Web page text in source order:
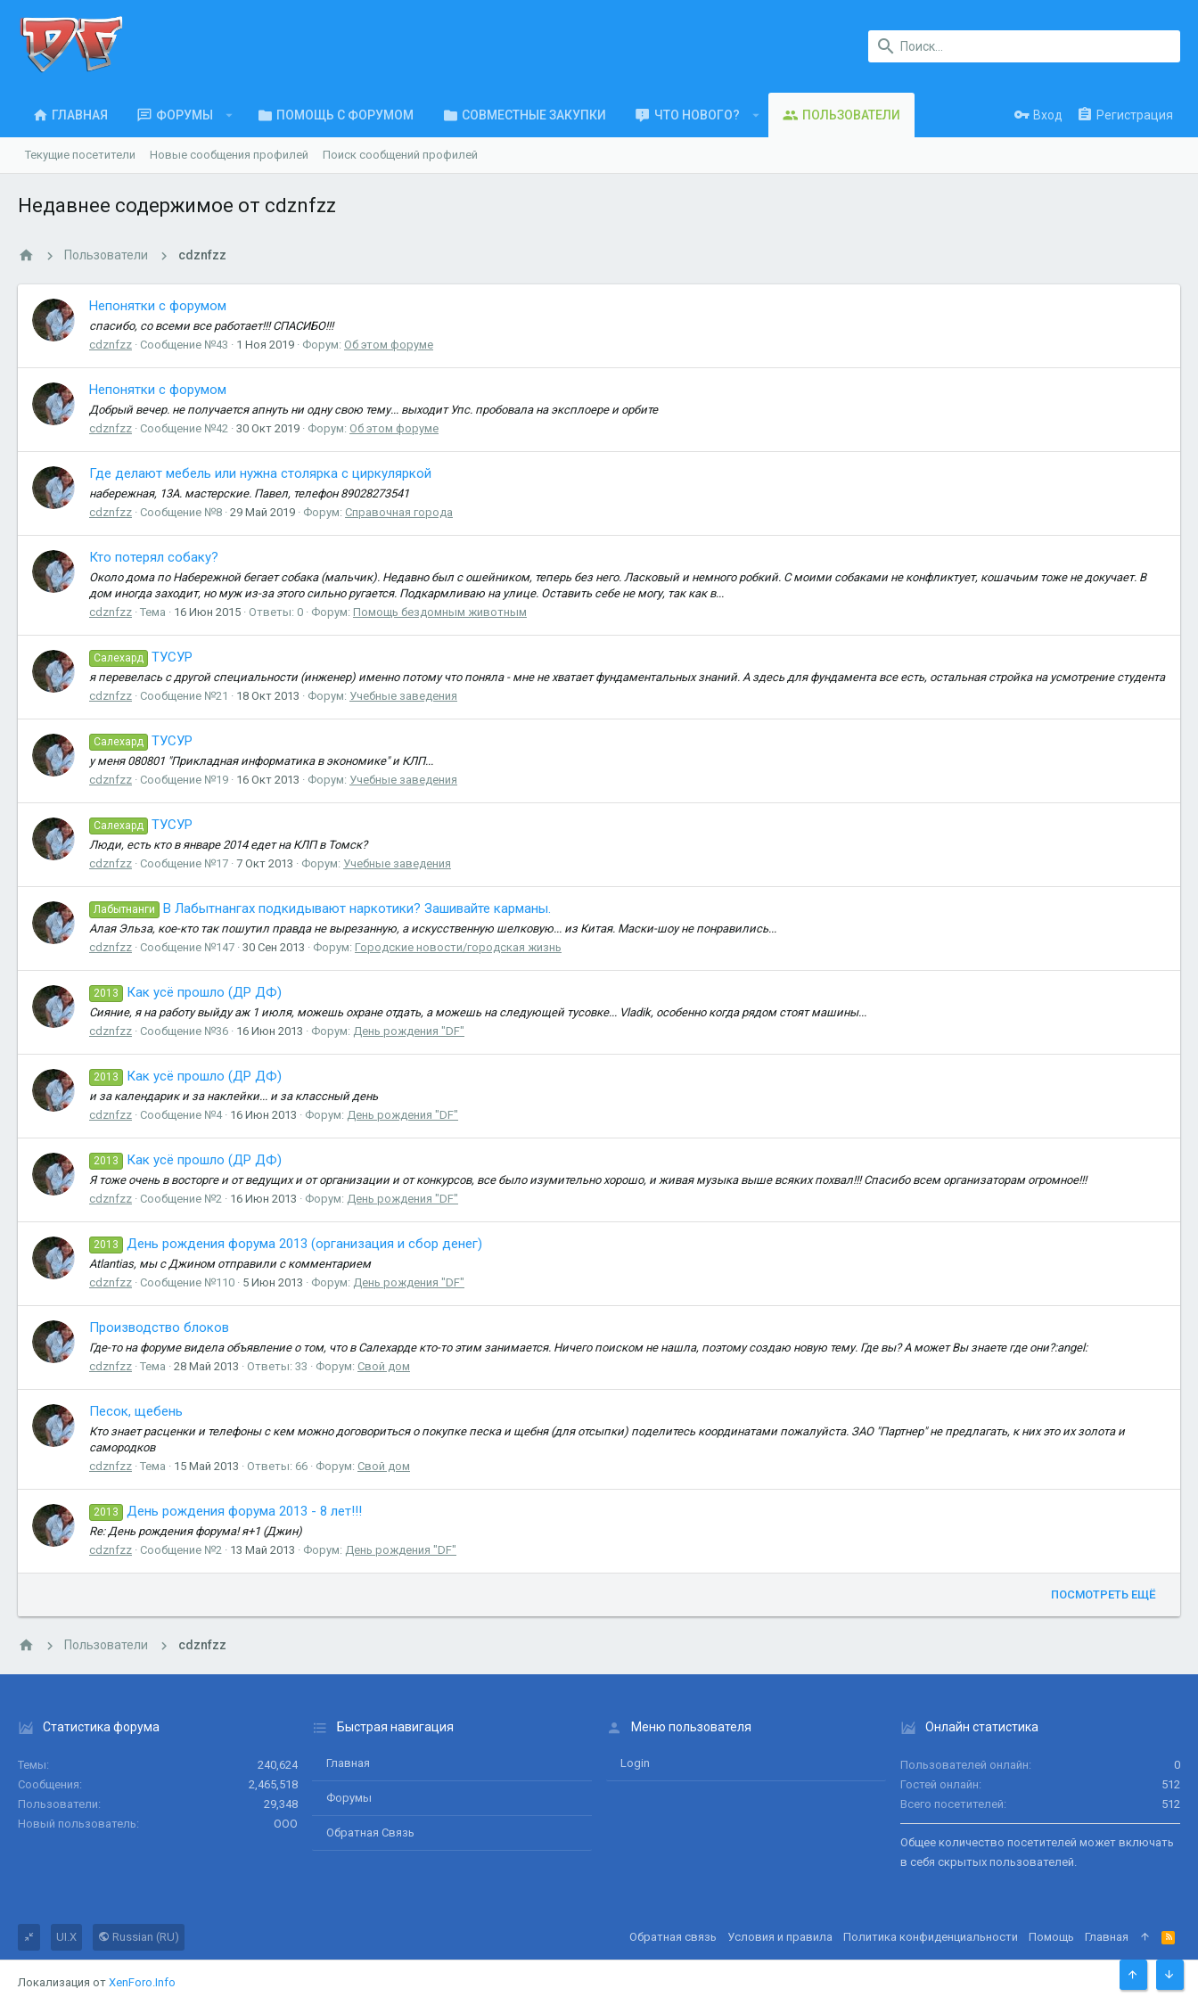
ГЛАВНАЯ ФОРУМЫ ПОМОЩЬ С ФОРУМОМ СОВМЕСТНЫЕ ЗАКУПКИ ЧТО НОВОГО? ПОЛЬЗОВАТЕЛИ Вход Регистрация
Текущие посетители Новые сообщения профилей Поиск сообщений профилей
Недавнее содержимое от cdznfzz
Пользователи cdznfzz
Непонятки с форумом
спасибо, со всеми все работает!!! СПАСИБО!!!
cdznfzz
Сообщение №43 1 Ноя 2019 Форум: Об этом форуме
Непонятки с форумом
Добрый вечер. не получается апнуть ни одну свою тему... выходит Упс. пробовала на эксплоере и орбите
cdznfzz
Сообщение №42 30 Окт 2019 Форум: Об этом форуме
Где делают мебель или нужна столярка с циркуляркой
набережная, 13А. мастерские. Павел, телефон 89028273541
cdznfzz
Сообщение №8 29 Май 2019 Форум: Справочная города
Кто потерял собаку?
Около дома по Набережной бегает собака (мальчик). Недавно был с ошейником, теперь без него. Ласковый и немного робкий. С моими собаками не конфликтует, кошачьим тоже не докучает. В
дом иногда заходит, но муж из-за этого сильно ругается. Подкармливаю на улице. Оставить себе не могу, так как в...
cdznfzz Тема 16 Июн 2015 Ответы: 0 Форум: Помощь бездомным животным
Салехард ТУСУР
я перевелась с другой специальности (инженер) именно потому что поняла - мне не хватает фундаментальных знаний. А здесь для фундамента все есть, остальная стройка на усмотрение студента
cdznfzz
Сообщение №21 18 Окт 2013 Форум: Учебные заведения
Салехард ТУСУР
у меня 080801 "Прикладная информатика в экономике" и КЛП...
cdznfzz
Сообщение №19 16 Окт 2013 Форум: Учебные заведения
Салехард ТУСУР
Люди, есть кто в январе 2014 едет на КЛП в Томск?
cdznfzz
Сообщение №17 7 Окт 2013 Форум: Учебные заведения
Лабытнанги В Лабытнангах подкидывают наркотики? Зашивайте карманы.
Алая Эльза, кое-кто так пошутил правда не вырезанную, а искусственную шелковую... из Китая. Маски-шоу не понравились...
cdznfzz
Сообщение №147 30 Сен 2013 Форум: Городские новости/городская жизнь
2013 Как усё прошло (ДР ДФ)
Сияние, я на работу выйду аж 1 июля, можешь охране отдать, а можешь на следующей тусовке... Vladik, особенно когда рядом стоят машины...
cdznfzz
Сообщение №36 16 Июн 2013 Форум: День рождения "DF"
2013 Как усё прошло (ДР ДФ)
и за календарик и за наклейки... и за классный день
cdznfzz
Сообщение №4 16 Июн 2013 Форум: День рождения "DF"
2013 Как усё прошло (ДР ДФ)
Я тоже очень в восторге и от ведущих и от организации и от конкурсов, все было изумительно хорошо, и живая музыка выше всяких похвал!!! Спасибо всем организаторам огромное!!!
cdznfzz
Сообщение №2 16 Июн 2013 Форум: День рождения "DF"
2013 День рождения форума 2013 (организация и сбор денег)
Atlantias, мы с Джином отправили с комментарием
cdznfzz
Сообщение №110 5 Июн 2013 Форум: День рождения "DF"
Производство блоков
Где-то на форуме видела объявление о том, что в Салехарде кто-то этим занимается. Ничего поиском не нашла, поэтому создаю новую тему. Где вы? А может Вы знаете где они?:angel:
cdznfzz Тема 28 Май 2013 Ответы: 33 Форум: Свой дом
Песок, щебень
Кто знает расценки и телефоны с кем можно договориться о покупке песка и щебня (для отсыпки) поделитесь координатами пожалуйста. ЗАО "Партнер" не предлагать, к них это их золота и
самородков
cdznfzz Тема 15 Май 2013 Ответы: 66 Форум: Свой дом
2013 День рождения форума 2013 - 8 лет!!!
Re: День рождения форума! я+1 (Джин)
cdznfzz
Сообщение №2 13 Май 2013 Форум: День рождения "DF"
ПОСМОТРЕТЬ ЕЩЁ
Пользователи cdznfzz
Статистика форума
Темы
240,624
Сообщения
2,465,518
Пользователи
29,348
Новый пользователь
ООО
Быстрая навигация
Главная
Форумы
Обратная Связь
Меню пользователя
Login
Онлайн статистика
Пользователей онлайн
0
Гостей онлайн
512
Всего посетителей
512
Общее количество посетителей может включать
в себя скрытых пользователей.
UI.X Russian (RU) Обратная связь Условия и правила Политика конфиденциальности Помощь Главная
R
S
Локализация от XenForo.Info СВЕРХУ